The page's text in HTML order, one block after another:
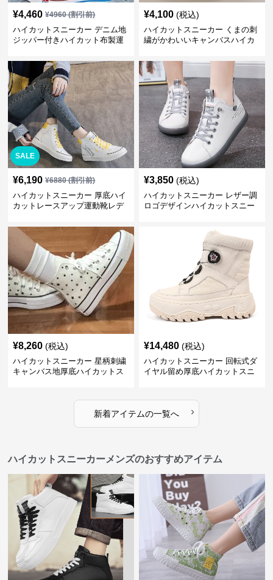
¥4,460 ¥4960(割引前)
ハイカットスニーカー デニム地
ジッパー付きハイカット布製運
¥4,100 (税込)
ハイカットスニーカー くまの刺
繍がかわいいキャンバスハイカ
SALE
¥6,190 ¥6880(割引前)
ハイカットスニーカー 厚底ハイ
カットレースアップ運動靴レデ
¥3,850 (税込)
ハイカットスニーカー レザー調
ロゴデザインハイカットスニー
¥8,260 (税込)
ハイカットスニーカー 星柄刺繍
キャンバス地厚底ハイカットス
¥14,480 (税込)
ハイカットスニーカー 回転式ダ
イヤル留め厚底ハイカットスニ
新着アイテムの一覧へ ›
ハイカットスニーカーメンズのおすすめアイテム